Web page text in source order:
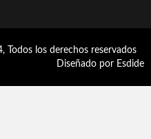
Todos los derechos reservados
Diseñado por Esdide